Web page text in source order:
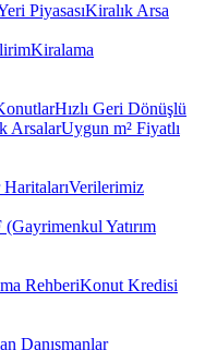
PiyasasıKiralık Arsa
Kiralama
Hızlı Geri Dönüşlü
ArsalarUygun m² Fiyatlı
Verilerimiz
Yatırım
RehberiKonut Kredisi
Danışmanlar